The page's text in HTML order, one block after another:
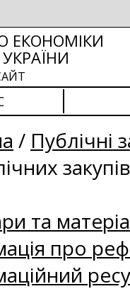
ЕКОНОМІКИ
/ Публічні
та
про